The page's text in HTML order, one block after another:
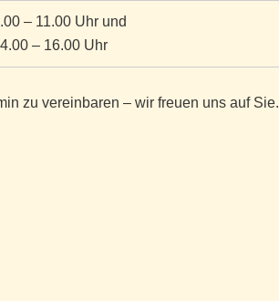
– 11.00 Uhr und
– 16.00 Uhr
zu vereinbaren – wir freuen uns auf Sie.